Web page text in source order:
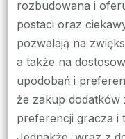
rozbudowana i
postaci oraz
pozwalają na
a także na
upodobań i
że zakup dodatków
preferencji gracza i